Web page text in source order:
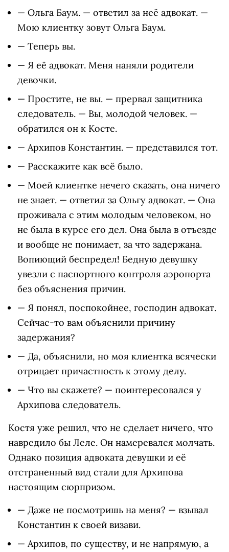
— Ольга Баум. — ответил за неё адвокат. —
Мою клиентку зовут Ольга Баум.
— Теперь вы.
— Я её адвокат. Меня наняли родители
девочки.
— Простите, не вы. — прервал защитника
следователь. — Вы, молодой человек. —
обратился он к Косте.
— Архипов Константин. — представился тот.
— Расскажите как всё было.
— Моей клиентке нечего сказать, она ничего
не знает. — ответил за Ольгу адвокат. — Она
проживала с этим молодым человеком, но
не была в курсе его дел. Она была в отъезде
и вообще не понимает, за что задержана.
Вопиющий беспредел! Бедную девушку
увезли с паспортного контроля аэропорта
без объяснения причин.
— Я понял, поспокойнее, господин адвокат.
Сейчас-то вам объяснили причину
задержания?
— Да, объяснили, но моя клиентка всячески
отрицает причастность к этому делу.
— Что вы скажете? — поинтересовался у
Архипова следователь.
Костя уже решил, что не сделает ничего, что
навредило бы Леле. Он намеревался молчать.
Однако позиция адвоката девушки и её
отстраненный вид стали для Архипова
настоящим сюрпризом.
— Даже не посмотришь на меня? — взывал
Константин к своей визави.
— Архипов, по существу, и не напрямую, а